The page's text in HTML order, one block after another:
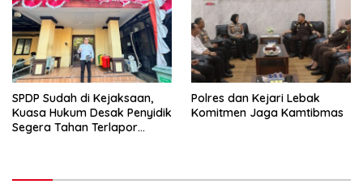
SPDP Sudah di Kejaksaan,
Kuasa Hukum Desak Penyidik
Segera Tahan Terlapor
Polres dan Kejari Lebak
Komitmen Jaga Kamtibmas